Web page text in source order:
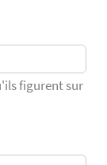
figurent sur